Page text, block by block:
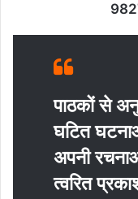
पाठकों से
घटित
अपनी
त्‍वरित